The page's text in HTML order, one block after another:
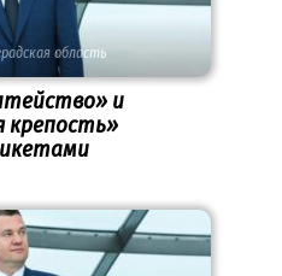
область
и
крепость»